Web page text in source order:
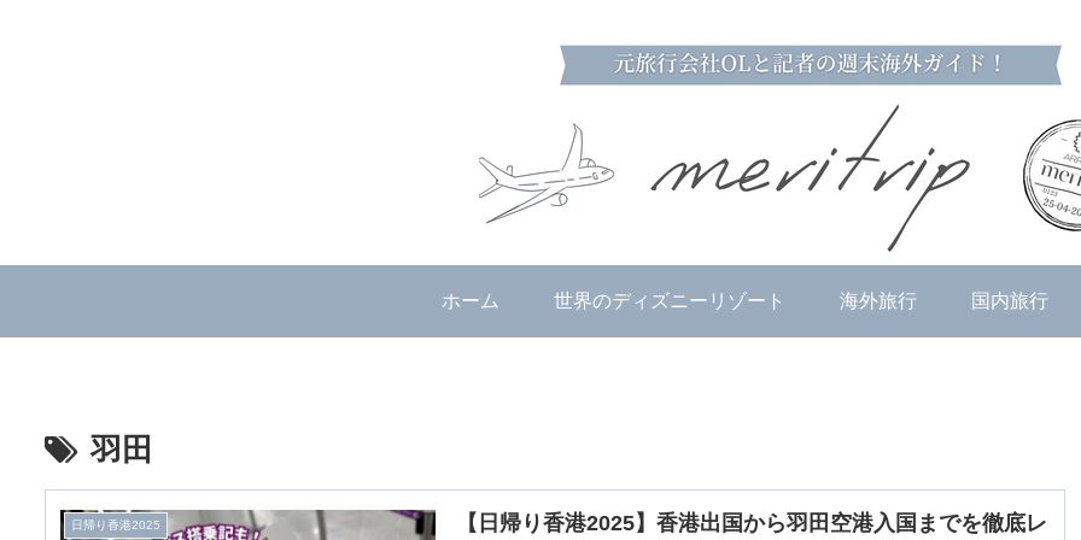
ホーム 世界のディズニーリゾート 海外旅行 国内旅行
羽田
日帰り香港2025 【日帰り香港2025】香港出国から羽田空港入国までを徹底レ